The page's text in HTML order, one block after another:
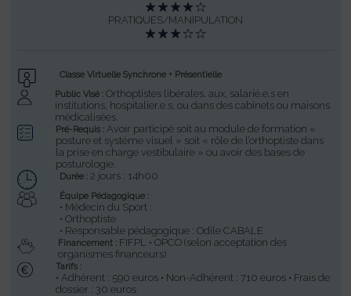
PRATIQUES/MANIPULATION
Classe Virtuelle Synchrone + Présentielle
Public Visé :Orthoptistes libérales. aux, salarié.e.s en
institutions, hospitalier.e.s, ou dans des cabinets ou maisons
médicalisées.
Pré-Requis :Avoir participé soit au module de formation «
posture et système visuel » soit « rôle de l’orthoptiste dans
la prise en charge vestibulaire » ou avoir des bases de
posturologie.
Durée : 2 jours : 14h00
Équipe Pédagogique :
• Médecin du Sport :
• Orthoptiste
• Responsable pédagogique : Odile CABALE
Financement : FIFPL • OPCO (selon acceptation des
organismes financeurs)
Tarifs :
• Adhérent : 590 euros • Non-Adhérent : 710 euros • Frais de
dossier : 30 euros